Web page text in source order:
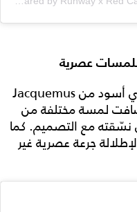
بلمسات عصرية
ظهرت إيزابيلي فونتانا بفستان ميدي أسود من Jacquemus
لمسة مختلفة من
نسّقته مع التصميم. كما
جرعة عصرية غير